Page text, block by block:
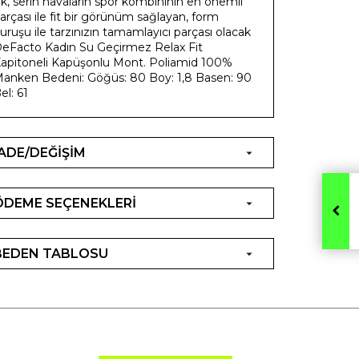
ile fit bir görünüm sağlayan, form
ile tarzınızın tamamlayıcı parçası olacak
Kadın Su Geçirmez Relax Fit
Kapüşonlu Mont. Poliamid 100%
Bedeni: Göğüs: 80 Boy: 1,8 Basen: 90
61
DEĞİŞİM
SEÇENEKLERİ
TABLOSU